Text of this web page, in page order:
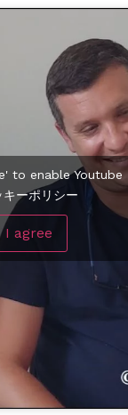
to enable Youtube
キーポリシー
I agree